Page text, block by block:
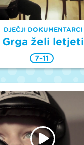
DJEČJI DOKUMENTARCI
Grga želi letjeti
7-11